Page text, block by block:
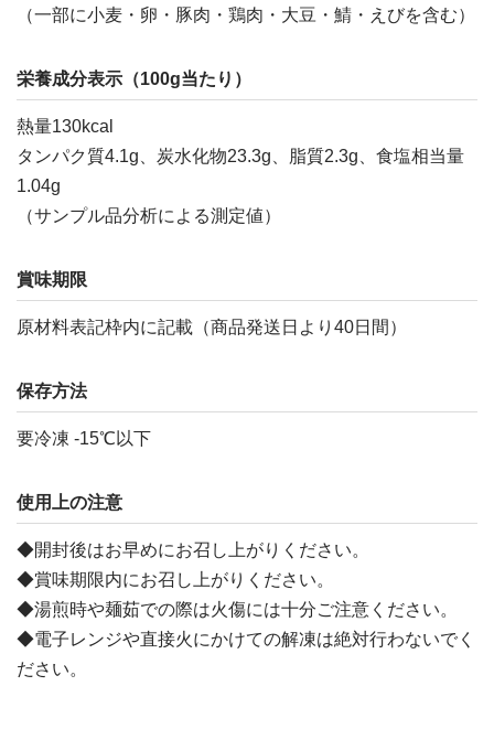
（一部に小麦・卵・豚肉・鶏肉・大豆・鯖・えびを含む）
栄養成分表示（100g当たり）
熱量130kcal
タンパク質4.1g、炭水化物23.3g、脂質2.3g、食塩相当量
1.04g
（サンプル品分析による測定値）
賞味期限
原材料表記枠内に記載（商品発送日より40日間）
保存方法
要冷凍 -15℃以下
使用上の注意
◆開封後はお早めにお召し上がりください。
◆賞味期限内にお召し上がりください。
◆湯煎時や麺茹での際は火傷には十分ご注意ください。
◆電子レンジや直接火にかけての解凍は絶対行わないでく
ださい。